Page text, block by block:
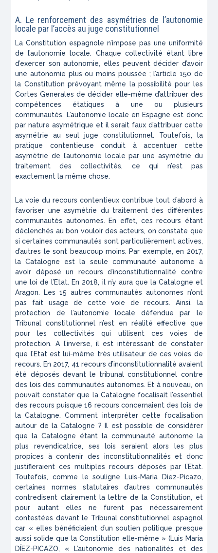
A. Le renforcement des asymétries de l’autonomie
locale par l’accès au juge constitutionnel
La Constitution espagnole n’impose pas une uniformité
de l’autonomie locale. Chaque collectivité étant libre
d’exercer son autonomie, elles peuvent décider d’avoir
une autonomie plus ou moins poussée ; l’article 150 de
la Constitution prévoyant même la possibilité pour les
Cortes Generales de décider elle-même d’attribuer des
compétences étatiques à une ou plusieurs
communautés. L’autonomie locale en Espagne est donc
par nature asymétrique et il serait faux d’attribuer cette
asymétrie au seul juge constitutionnel. Toutefois, la
pratique contentieuse conduit à accentuer cette
asymétrie de l’autonomie locale par une asymétrie du
traitement des collectivités, ce qui n’est pas
exactement la même chose.
La voie du recours contentieux contribue tout d’abord à
favoriser une asymétrie du traitement des différentes
communautés autonomes. En effet, ces recours étant
déclenchés au bon vouloir des acteurs, on constate que
si certaines communautés sont particulièrement actives,
d’autres le sont beaucoup moins. Par exemple, en 2017,
la Catalogne est la seule communauté autonome à
avoir déposé un recours d’inconstitutionnalité contre
une loi de l’Etat. En 2018, il n’y aura que la Catalogne et
Aragon. Les 15 autres communautés autonomes n’ont
pas fait usage de cette voie de recours. Ainsi, la
protection de l’autonomie locale défendue par le
Tribunal constitutionnel n’est en réalité effective que
pour les collectivités qui utilisent ces voies de
protection. A l’inverse, il est intéressant de constater
que l’Etat est lui-même très utilisateur de ces voies de
recours. En 2017, 41 recours d’inconstitutionnalité avaient
été déposés devant le tribunal constitutionnel contre
des lois des communautés autonomes. Et à nouveau, on
pouvait constater que la Catalogne focalisait l’essentiel
des recours puisque 16 recours concernaient des lois de
la Catalogne. Comment interpréter cette focalisation
autour de la Catalogne ? Il est possible de considérer
que la Catalogne étant la communauté autonome la
plus revendicatrice, ses lois seraient alors les plus
propices à contenir des inconstitutionnalités et donc
justifieraient ces multiples recours déposés par l’Etat.
Toutefois, comme le souligne Luis-Maria Diez-Picazo,
certaines normes statutaires d’autres communautés
contredisent clairement la lettre de la Constitution, et
pour autant elles ne furent pas nécessairement
contestées devant le Tribunal constitutionnel espagnol
car « elles bénéficiaient d’un soutien politique presque
aussi solide que la Constitution elle-même » (Luis María
DÍEZ-PICAZO, « L’autonomie des nationalités et des